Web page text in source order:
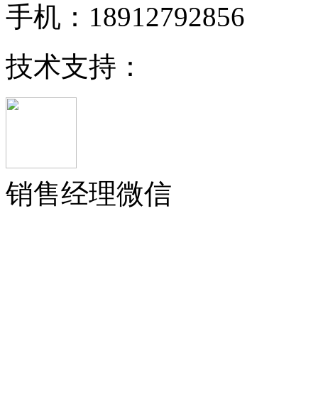
手机：18912792856
技术支持：
销售经理微信